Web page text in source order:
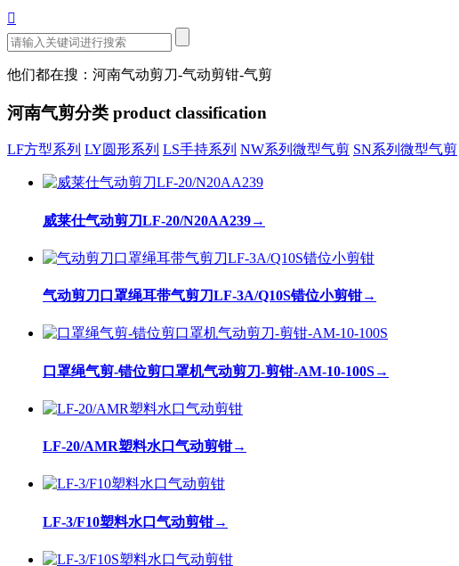

他们都在搜：河南气动剪刀-气动剪钳-气剪
河南气剪分类 product classification
LF方型系列 LY圆形系列 LS手持系列 NW系列微型气剪 SN系列微型气剪
威莱仕气动剪刀LF-20/N20AA239→
气动剪刀口罩绳耳带气剪刀LF-3A/Q10S错位小剪钳→
口罩绳气剪-错位剪口罩机气动剪刀-剪钳-AM-10-100S→
LF-20/AMR塑料水口气动剪钳→
LF-3/F10塑料水口气动剪钳→